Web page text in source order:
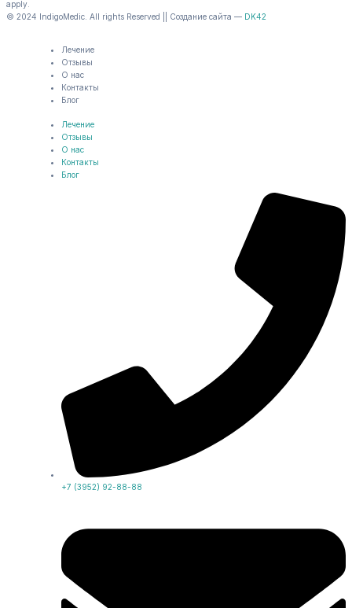
apply.
© 2024 IndigoMedic. All rights Reserved || Создание сайта — DK42
Лечение
Отзывы
О нас
Контакты
Блог
Лечение
Отзывы
О нас
Контакты
Блог
+7 (3952) 92-88-88